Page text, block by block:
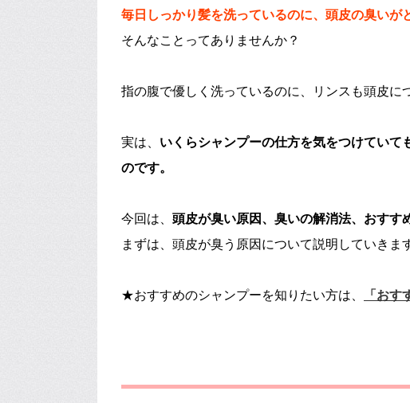
毎日しっかり髪を洗っているのに、頭皮の臭いが
そんなことってありませんか？
指の腹で優しく洗っているのに、リンスも頭皮に
実は、 いくらシャンプーの仕方を気をつけてい
のです。
今回は、 頭皮が臭い原因、臭いの解消法、おすす
まずは、頭皮が臭う原因について説明していきま
★おすすめのシャンプーを知りたい方は、 「おす